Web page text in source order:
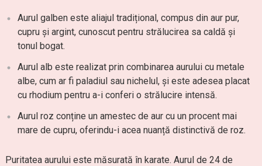
Aurul galben este aliajul tradițional, compus din aur pur,
cupru și argint, cunoscut pentru strălucirea sa caldă și
tonul bogat.
Aurul alb este realizat prin combinarea aurului cu metale
albe, cum ar fi paladiul sau nichelul, și este adesea placat
cu rhodium pentru a-i conferi o strălucire intensă.
Aurul roz conține un amestec de aur cu un procent mai
mare de cupru, oferindu-i acea nuanță distinctivă de roz.
Puritatea aurului este măsurată în karate. Aurul de 24 de